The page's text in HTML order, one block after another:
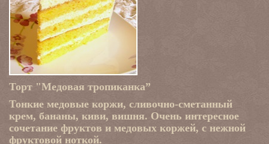
Торт "Медовая тропиканка”
Тонкие медовые коржи, сливочно-сметанный
крем, бананы, киви, вишня. Очень интересное
сочетание фруктов и медовых коржей, с нежной
фруктовой ноткой.